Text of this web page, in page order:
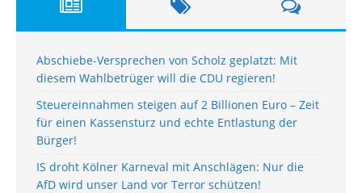
Abschiebe-Versprechen von Scholz geplatzt: Mit
diesem Wahlbetrüger will die CDU regieren!
Steuereinnahmen steigen auf 2 Billionen Euro – Zeit
für einen Kassensturz und echte Entlastung der
Bürger!
IS droht Kölner Karneval mit Anschlägen: Nur die
AfD wird unser Land vor Terror schützen!